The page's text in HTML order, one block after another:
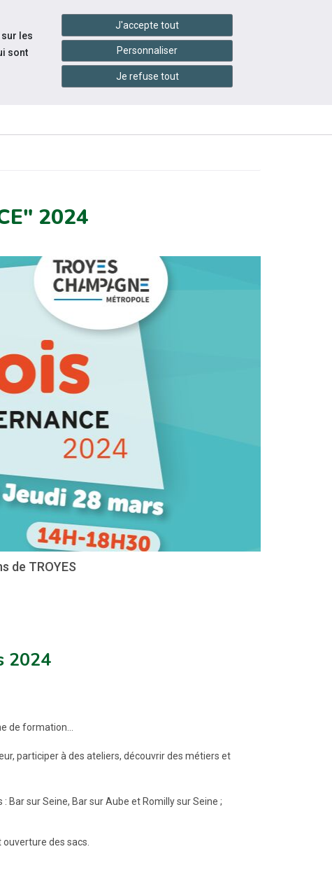
Accessibilité handshake Services en ligne
ÉVÉNEMENTS
INFOS
PRATIQUES
NOUS
2024
de TROYES
2024
de formation…
participer à des ateliers, découvrir des métiers et
Bar sur Seine, Bar sur Aube et Romilly sur Seine ;
des sacs.
les
sont
J'accepte tout
Personnaliser
Je refuse tout